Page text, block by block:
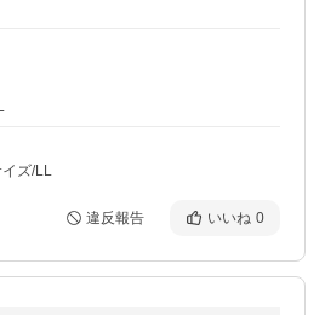
ズ/LL
違反報告 いいね 0